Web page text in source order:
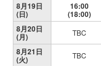
8月19日
(日)
16:00
(18:00)
8月20日
(月) TBC
8月21日
(火) TBC